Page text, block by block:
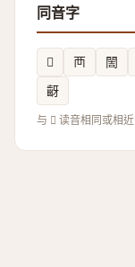
同音字
𡸲 襾 䦖
齖
与 𣊰 读音相同或相近